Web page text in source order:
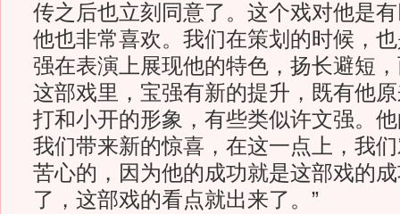
传之后也立刻同意了。这个戏对他是
他也非常喜欢。我们在策划的时候，
强在表演上展现他的特色，扬长避短
这部戏里，宝强有新的提升，既有他
打和小开的形象，有些类似许文强。
我们带来新的惊喜，在这一点上，我
苦心的，因为他的成功就是这部戏的
了，这部戏的看点就出来了。”